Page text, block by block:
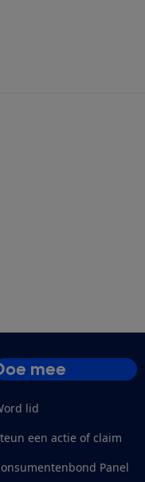
mee
lid
een actie of claim
Panel